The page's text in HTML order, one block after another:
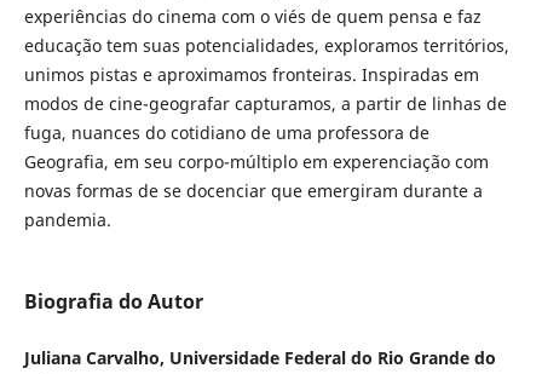
experiências do cinema com o viés de quem pensa e faz
educação tem suas potencialidades, exploramos territórios,
unimos pistas e aproximamos fronteiras. Inspiradas em
modos de cine-geografar capturamos, a partir de linhas de
fuga, nuances do cotidiano de uma professora de
Geografia, em seu corpo-múltiplo em experenciação com
novas formas de se docenciar que emergiram durante a
pandemia.
Biografia do Autor
Juliana Carvalho, Universidade Federal do Rio Grande do